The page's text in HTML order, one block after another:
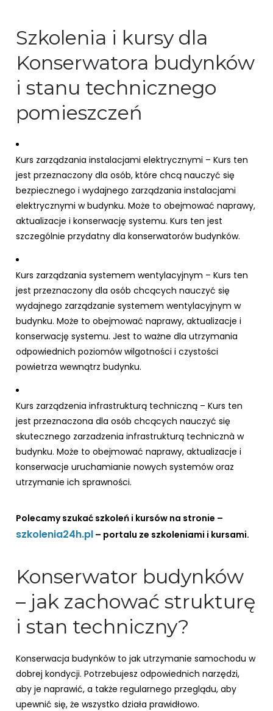
Szkolenia i kursy dla
Konserwatora budynków
i stanu technicznego
pomieszczeń
Kurs zarządzania instalacjami elektrycznymi – Kurs ten
jest przeznaczony dla osób, które chcą nauczyć się
bezpiecznego i wydajnego zarządzania instalacjami
elektrycznymi w budynku. Może to obejmować naprawy,
aktualizacje i konserwację systemu. Kurs ten jest
szczególnie przydatny dla konserwatorów budynków.
Kurs zarządzania systemem wentylacyjnym – Kurs ten
jest przeznaczony dla osób chcących nauczyć się
wydajnego zarządzanie systemem wentylacyjnym w
budynku. Może to obejmować naprawy, aktualizacje i
konserwację systemu. Jest to ważne dla utrzymania
odpowiednich poziomów wilgotności i czystości
powietrza wewnątrz budynku.
Kurs zarządzenia infrastrukturą techniczną – Kurs ten
jest przeznaczona dla osób chcących nauczyć się
skutecznego zarzadzenia infrastrukturą technicznà w
budynku. Może to obejmować naprawy, aktualizacje i
konserwacje uruchamianie nowych systemów oraz
utrzymanie ich sprawności.
Polecamy szukać szkoleń i kursów na stronie –
szkolenia24h.pl – portalu ze szkoleniami i kursami.
Konserwator budynków
– jak zachować strukturę
i stan techniczny?
Konserwacja budynków to jak utrzymanie samochodu w
dobrej kondycji. Potrzebujesz odpowiednich narzędzi,
aby je naprawić, a także regularnego przeglądu, aby
upewnić się, że wszystko działa prawidłowo.